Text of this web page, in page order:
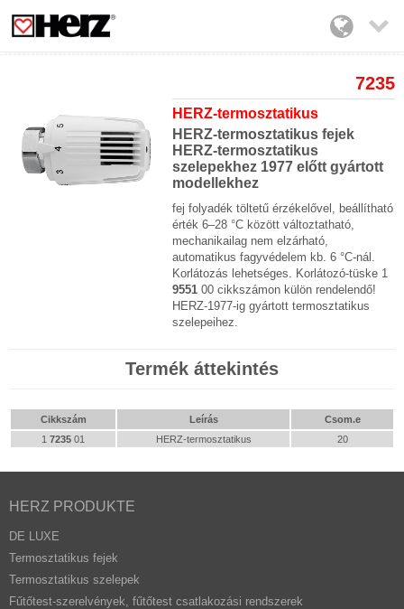

7235
HERZ-termosztatikus
HERZ-termosztatikus fejek
HERZ-termosztatikus
szelepekhez 1977 előtt gyártott
modellekhez
fej folyadék töltetű érzékelővel, beállítható
érték 6–28 °C között változtatható,
mechanikailag nem elzárható,
automatikus fagyvédelem kb. 6 °C-nál.
Korlátozás lehetséges. Korlátozó-tüske 1
9551 00 cikkszámon külön rendelendő!
HERZ-1977-ig gyártott termosztatikus
szelepeihez.
Termék áttekintés
Cikkszám Leírás
Csom.e
1 7235 01 HERZ-termosztatikus 20
HERZ PRODUKTE
DE LUXE
Termosztatikus fejek
Termosztatikus szelepek
Fűtőtest-szerelvények, fűtőtest csatlakozási rendszerek